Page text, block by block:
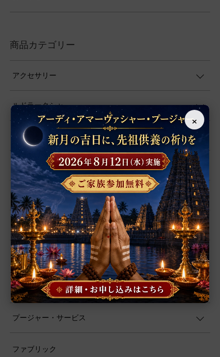
商品カテゴリー
アクセサリー
ルドラークシャ
ヤントラ
数珠
置物
シャーラグラーマ
お香
プージャー用品
プージャー・サービス
ファブリック
×